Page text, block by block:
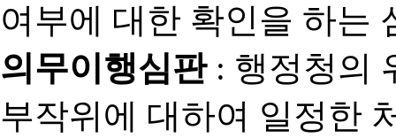
여부에 대한 확인을 하는
의무이행심판: 행정청의
부작위에 대하여 일정한